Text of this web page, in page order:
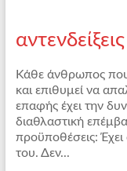
αντενδείξεις
Κάθε άνθρωπος
και επιθυμεί να
επαφής έχει την
διαθλαστική
προϋποθέσεις:
του. Δεν...